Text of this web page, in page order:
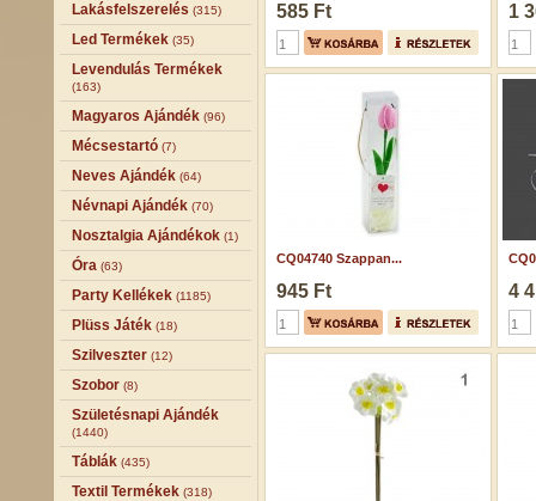
Lakásfelszerelés (315)
Led Termékek (35)
Levendulás Termékek
(163)
Magyaros Ajándék (96)
Mécsestartó (7)
Neves Ajándék (64)
Névnapi Ajándék (70)
Nosztalgia Ajándékok (1)
Óra (63)
Party Kellékek (1185)
Plüss Játék (18)
Szilveszter (12)
Szobor (8)
Születésnapi Ajándék
(1440)
Táblák (435)
Textil Termékek (318)
585 Ft 1
CQ04740 Szappan...
945 Ft 4